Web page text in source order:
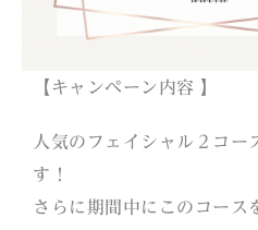
【キャンペーン内容 】
人気のフェイシャル２コー
す！
さらに期間中にこのコース